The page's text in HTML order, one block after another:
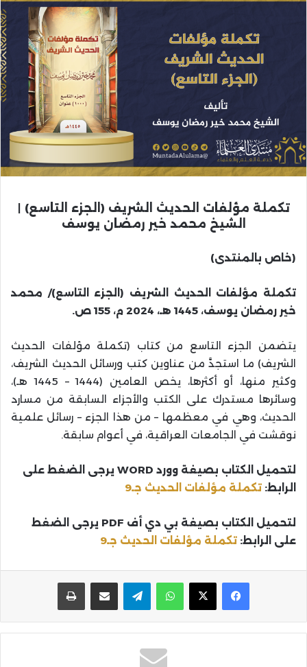
تكملة مؤلفات الحديث الشريف (الجزء التاسع) |
الشيخ محمد خير رمضان يوسف
(خاص بالمنتدى)
تكملة مؤلفات الحديث الشريف (الجزء التاسع)/ محمد
خير رمضان يوسف، 1445 هـ، 2024 م، 155 ص.
يتضمن الجزء التاسع من كتاب (تكملة مؤلفات الحديث
الشريف) ما استجدَّ من عناوين كتب ورسائل الحديث الشريف،
وكثير منها، أو أكثرها، يخص العامين (1444 – 1445 هـ)،
وسائرها مستدرك على الكتب والأجزاء السابقة من مسارد
الحديث، وهي في معظمها – من هذا الجزء – رسائل علمية
نوقشت في الجامعات العراقية، في أعوام سابقة.
لتحميل الكتاب بصيغة وورد WORD يرجى الضغط على
الرابط: تكملة مؤلفات الحديث جـ9
لتحميل الكتاب بصيغة بي دي أف PDF يرجى الضغط
على الرابط: تكملة مؤلفات الحديث جـ9
واتساب تيلقرام مشاركة عبر البريد